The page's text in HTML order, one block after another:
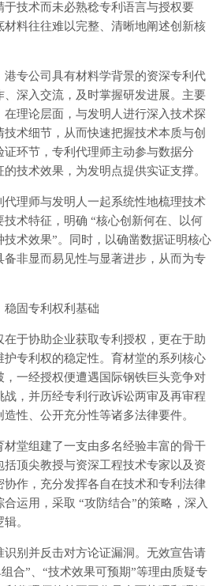
于技术而未必熟稔专利语言与授权要
料往往难以完整、清晰地阐述创新核
专公司具有材料学背景的资深专利代
深入交流，及时掌握研发进展。主要
理论层面，与发明人进行深入技术探
术细节，从而快速把握技术本质与创
环节，专利代理师主动参与数据分
技术效果，为发明点提供实证支撑。
理师与发明人一起系统性地梳理技术
术特征，明确 “核心创新何在、以何
术效果”。同时，以确凿数据证明核心
非显而易见性与显著进步，从而为专
稳固专利权利基础
于协助企业获取专利授权，更在于助
护专利权的稳定性。育材堂的系列核心
一经授权便遭遇国际钢铁巨头竞争对
，并历经专利行政诉讼两审及再审程
性、公开充分性等诸多法律要件。
材堂组建了一支由多名经验丰富的骨干
顶尖教授与资深工程技术专家以及资
作，充分发挥各自在技术和专利法律
运用，采取 “攻防结合”的策略，深入
。
别并反击对方论证漏洞。无效宣告请
合”、“技术效果可预期”等理由质疑专